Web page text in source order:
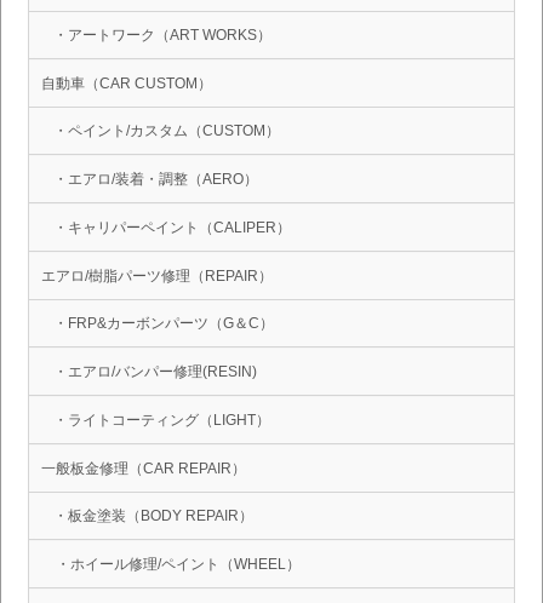
・アートワーク（ART WORKS）
自動車（CAR CUSTOM）
・ペイント/カスタム（CUSTOM）
・エアロ/装着・調整（AERO）
・キャリパーペイント（CALIPER）
エアロ/樹脂パーツ修理（REPAIR）
・FRP&カーボンパーツ（G＆C）
・エアロ/バンパー修理(RESIN)
・ライトコーティング（LIGHT）
一般板金修理（CAR REPAIR）
・板金塗装（BODY REPAIR）
・ホイール修理/ペイント（WHEEL）